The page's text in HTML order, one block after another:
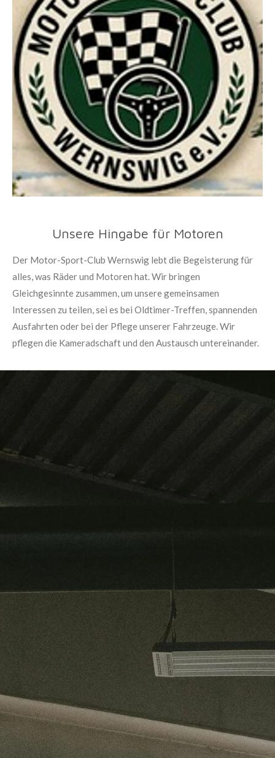
Unsere Hingabe für Motoren
Der Motor-Sport-Club Wernswig lebt die Begeisterung für
alles, was Räder und Motoren hat. Wir bringen
Gleichgesinnte zusammen, um unsere gemeinsamen
Interessen zu teilen, sei es bei Oldtimer-Treffen, spannenden
Ausfahrten oder bei der Pflege unserer Fahrzeuge. Wir
pflegen die Kameradschaft und den Austausch untereinander.